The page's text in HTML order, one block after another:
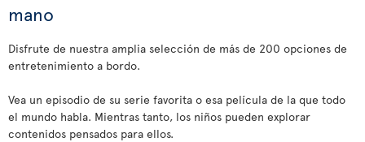
mano
Disfrute de nuestra amplia selección de más de 200 opciones de
entretenimiento a bordo.
Vea un episodio de su serie favorita o esa película de la que todo
el mundo habla. Mientras tanto, los niños pueden explorar
contenidos pensados para ellos.